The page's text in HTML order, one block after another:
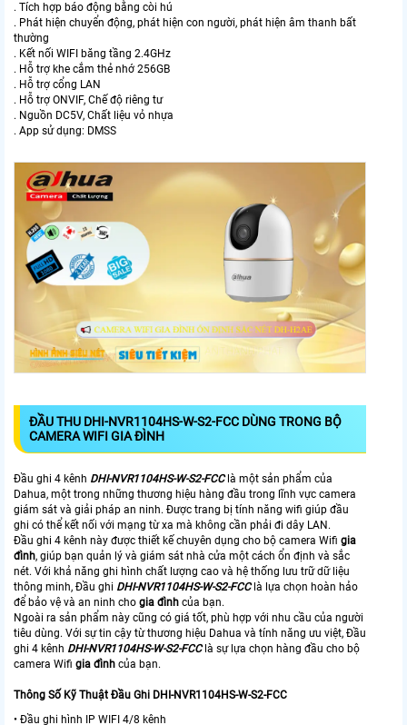
. Tích hợp báo động bằng còi hú
. Phát hiện chuyển động, phát hiện con người, phát hiện âm thanh bất
thường
. Kết nối WIFI băng tầng 2.4GHz
. Hỗ trợ khe cắm thẻ nhớ 256GB
. Hỗ trợ cổng LAN
. Hỗ trợ ONVIF, Chế độ riêng tư
. Nguồn DC5V, Chất liệu vỏ nhựa
. App sử dụng: DMSS
ĐẦU THU DHI-NVR1104HS-W-S2-FCC DÙNG TRONG BỘ
CAMERA WIFI GIA ĐÌNH
Đầu ghi 4 kênh DHI-NVR1104HS-W-S2-FCClà một sản phẩm của
Dahua, một trong những thương hiệu hàng đầu trong lĩnh vực camera
giám sát và giải pháp an ninh. Được trang bị tính năng wifi giúp đầu
ghi có thể kết nối với mạng từ xa mà không cần phải đi dây LAN.
Đầu ghi 4 kênh này được thiết kế chuyên dụng cho bộ camera Wifi gia
đình, giúp bạn quản lý và giám sát nhà cửa một cách ổn định và sắc
nét. Với khả năng ghi hình chất lượng cao và hệ thống lưu trữ dữ liệu
thông minh, Đầu ghi DHI-NVR1104HS-W-S2-FCClà lựa chọn hoàn hảo
để bảo vệ và an ninh cho gia đình của bạn.
Ngoài ra sản phẩm này cũng có giá tốt, phù hợp với nhu cầu của người
tiêu dùng. Với sự tin cậy từ thương hiệu Dahua và tính năng ưu việt, Đầu
ghi 4 kênh DHI-NVR1104HS-W-S2-FCClà sự lựa chọn hàng đầu cho bộ
camera Wifi gia đình của bạn.
Thông Số Kỹ Thuật Đầu Ghi DHI-NVR1104HS-W-S2-FCC
• Đầu ghi hình IP WIFI 4/8 kênh